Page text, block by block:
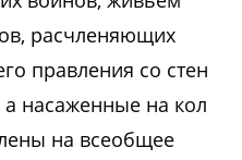
расчленяющих
правления со стен
насаженные на кол
на всеобщее